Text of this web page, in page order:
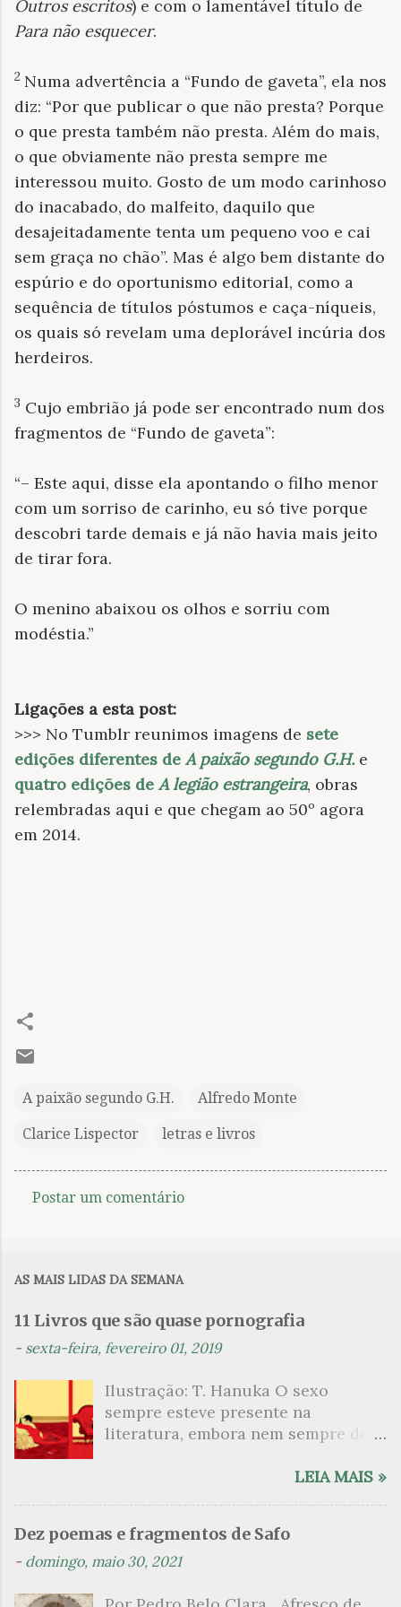
Outros escritos) e com o lamentável título de
Para não esquecer.
2 Numa advertência a “Fundo de gaveta”, ela nos
diz: “Por que publicar o que não presta? Porque
o que presta também não presta. Além do mais,
o que obviamente não presta sempre me
interessou muito. Gosto de um modo carinhoso
do inacabado, do malfeito, daquilo que
desajeitadamente tenta um pequeno voo e cai
sem graça no chão”. Mas é algo bem distante do
espúrio e do oportunismo editorial, como a
sequência de títulos póstumos e caça-níqueis,
os quais só revelam uma deplorável incúria dos
herdeiros.
3 Cujo embrião já pode ser encontrado num dos
fragmentos de “Fundo de gaveta”:
“– Este aqui, disse ela apontando o filho menor
com um sorriso de carinho, eu só tive porque
descobri tarde demais e já não havia mais jeito
de tirar fora.
O menino abaixou os olhos e sorriu com
modéstia.”
Ligações a esta post:
>>> No Tumblr reunimos imagens de sete
edições diferentes de A paixão segundo G.H. e
quatro edições de A legião estrangeira, obras
relembradas aqui e que chegam ao 50º agora
em 2014.
A paixão segundo G.H. Alfredo Monte
Clarice Lispector letras e livros
n
t
i
o
Postar um comentário
AS MAIS LIDAS DA SEMANA
11 Livros que são quase pornografia
- sexta-feira, fevereiro 01, 2019
Ilustração: T. Hanuka O sexo
sempre esteve presente na
literatura, embora nem sempre de
que mergulharam em sua própria
psicanalítico e findaram por revelar
a partir dessa intimidade o lado
LEIA MAIS »
Dez poemas e fragmentos de Safo
- domingo, maio 30, 2021